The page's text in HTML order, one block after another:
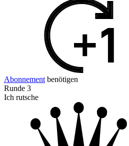
Abonnement benötigen
Runde 3
Ich rutsche